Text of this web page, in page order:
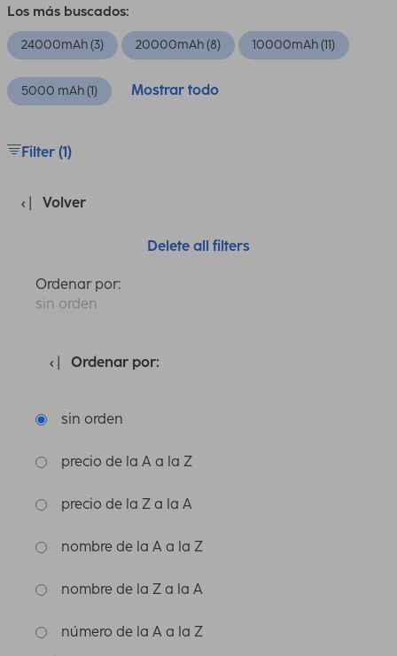
Los más buscados:
24000mAh (3) 20000mAh (8) 10000mAh (11)
5000 mAh (1) Mostrar todo
Filter (1)
Volver
Delete all filters
Ordenar por:
sin orden
Ordenar por:
sin orden
precio de la A a la Z
precio de la Z a la A
nombre de la A a la Z
nombre de la Z a la A
número de la A a la Z